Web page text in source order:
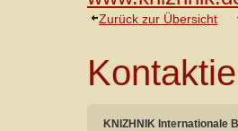
Zurück zur Übersicht
KNIZHNIK Internationale